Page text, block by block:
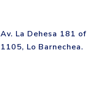
Av. La Dehesa 181 of
1105, Lo Barnechea.